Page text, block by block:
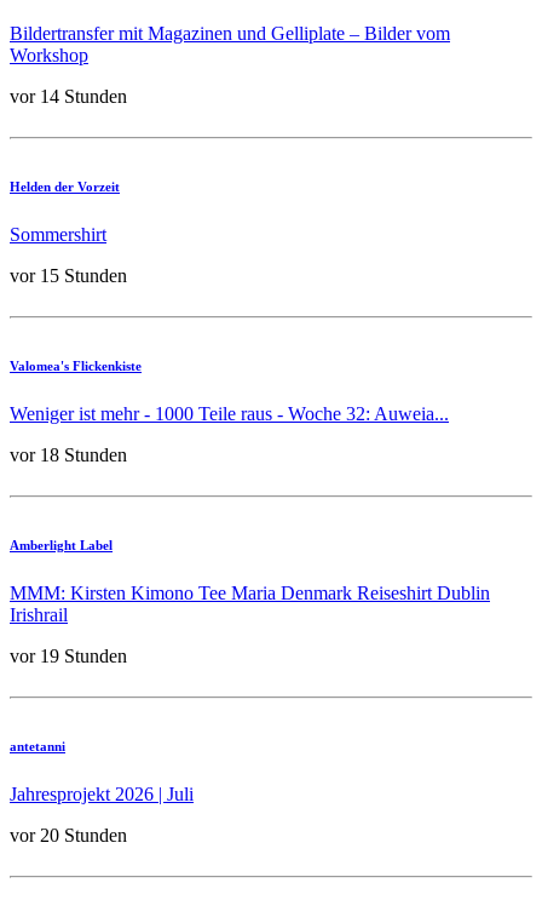
Bildertransfer mit Magazinen und Gelliplate – Bilder vom
Workshop
vor 14 Stunden
Helden der Vorzeit
Sommershirt
vor 15 Stunden
Valomea's Flickenkiste
Weniger ist mehr - 1000 Teile raus - Woche 32: Auweia...
vor 18 Stunden
Amberlight Label
MMM: Kirsten Kimono Tee Maria Denmark Reiseshirt Dublin
Irishrail
vor 19 Stunden
antetanni
Jahresprojekt 2026 | Juli
vor 20 Stunden